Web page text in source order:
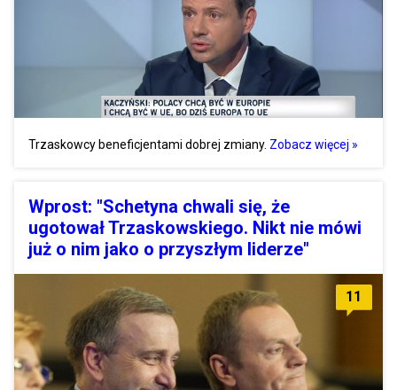
Trzaskowcy beneficjentami dobrej zmiany. Zobacz więcej »
Wprost: "Schetyna chwali się, że
ugotował Trzaskowskiego. Nikt nie mówi
już o nim jako o przyszłym liderze"
11